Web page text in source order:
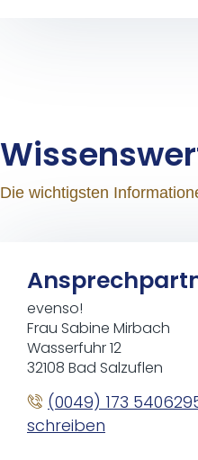
Die wichtigsten
evenso!
Frau Sabine Mirbach
Wasserfuhr 12
32108 Bad Salzuflen
(0049) 173
schreiben